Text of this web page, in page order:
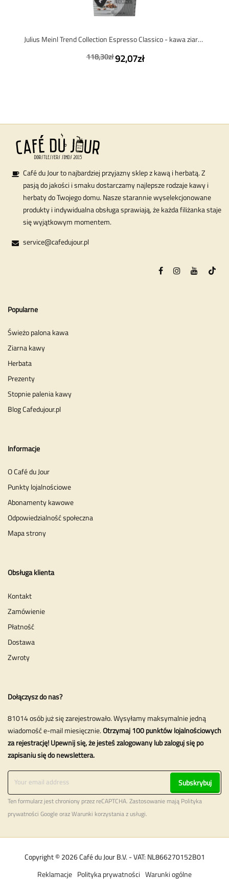
Julius Meinl Trend Collection Espresso Classico - kawa ziarnista - 1 kg
118,30zł92,07zł
Café du Jour to najbardziej przyjazny sklep z kawą i herbatą. Z
pasją do jakości i smaku dostarczamy najlepsze rodzaje kawy i
herbaty do Twojego domu. Nasze starannie wyselekcjonowane
produkty i indywidualna obsługa sprawiają, że każda filiżanka staje
się wyjątkowym momentem.
service@cafedujour.pl
Popularne
Świeżo palona kawa
Ziarna kawy
Herbata
Prezenty
Stopnie palenia kawy
Blog Cafedujour.pl
Informacje
O Café du Jour
Punkty lojalnościowe
Abonamenty kawowe
Odpowiedzialność społeczna
Mapa strony
Obsługa klienta
Kontakt
Zamówienie
Płatność
Dostawa
Zwroty
Dołączysz do nas?
81014 osób już się zarejestrowało. Wysyłamy maksymalnie jedną
wiadomość e-mail miesięcznie.Otrzymaj 100 punktów lojalnościowych
za rejestrację! Upewnij się, że jesteś zalogowany lub zaloguj się po
zapisaniu się do newslettera.
Subskrybuj
Ten formularz jest chroniony przez reCAPTCHA. Zastosowanie mają Polityka
prywatności Google orazWarunki korzystania z usługi.
Copyright © 2026 Café du Jour B.V. - VAT: NL866270152B01
Warunki ogólne
Polityka prywatności
Reklamacje